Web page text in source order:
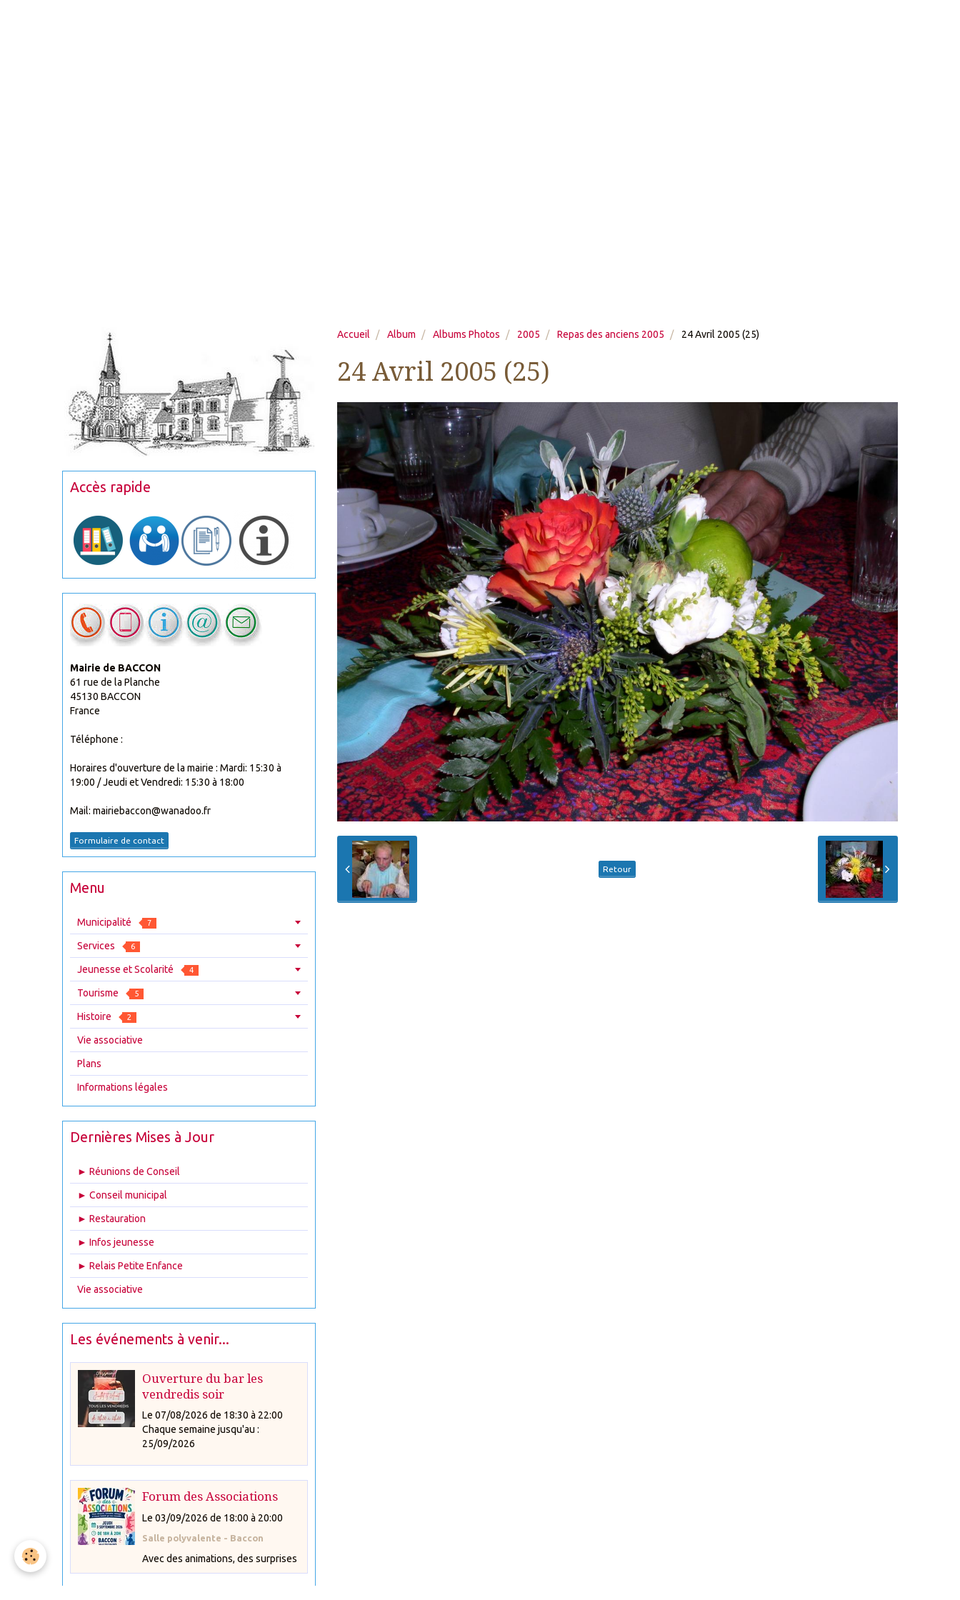
Accueil Album Albums Photos 2005 Repas des anciens 2005 24 Avril 2005 (25)
24 Avril 2005 (25)
Retour
Accès rapide
Mairie de BACCON
61 rue de la Planche
45130 BACCON
France
Téléphone :
Horaires d'ouverture de la mairie : Mardi: 15:30 à
19:00 / Jeudi et Vendredi: 15:30 à 18:00
Mail: mairiebaccon@wanadoo.fr
Formulaire de contact
Menu
Municipalité 7
Services 6
Jeunesse et Scolarité 4
Tourisme 5
Histoire 2
Vie associative
Plans
Informations légales
Dernières Mises à Jour
► Réunions de Conseil
► Conseil municipal
► Restauration
► Infos jeunesse
► Relais Petite Enfance
Vie associative
Les événements à venir...
Ouverture du bar les
vendredis soir
Le 07/08/2026 de 18:30 à 22:00
Chaque semaine jusqu'au :
25/09/2026
Forum des Associations
Le 03/09/2026 de 18:00 à 20:00
Salle polyvalente - Baccon
Avec des animations, des surprises